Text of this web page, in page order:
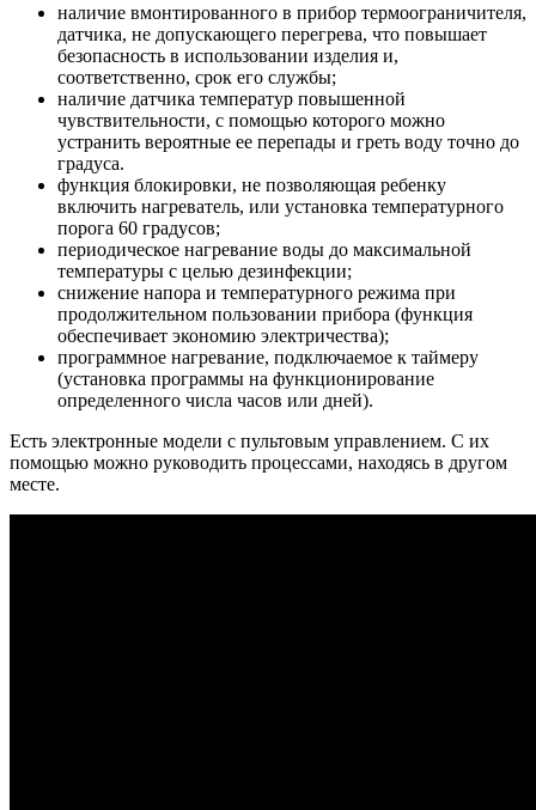
наличие вмонтированного в прибор термоограничителя,
датчика, не допускающего перегрева, что повышает
безопасность в использовании изделия и,
соответственно, срок его службы;
наличие датчика температур повышенной
чувствительности, с помощью которого можно
устранить вероятные ее перепады и греть воду точно до
градуса.
функция блокировки, не позволяющая ребенку
включить нагреватель, или установка температурного
порога 60 градусов;
периодическое нагревание воды до максимальной
температуры с целью дезинфекции;
снижение напора и температурного режима при
продолжительном пользовании прибора (функция
обеспечивает экономию электричества);
программное нагревание, подключаемое к таймеру
(установка программы на функционирование
определенного числа часов или дней).
Есть электронные модели с пультовым управлением. С их
помощью можно руководить процессами, находясь в другом
месте.